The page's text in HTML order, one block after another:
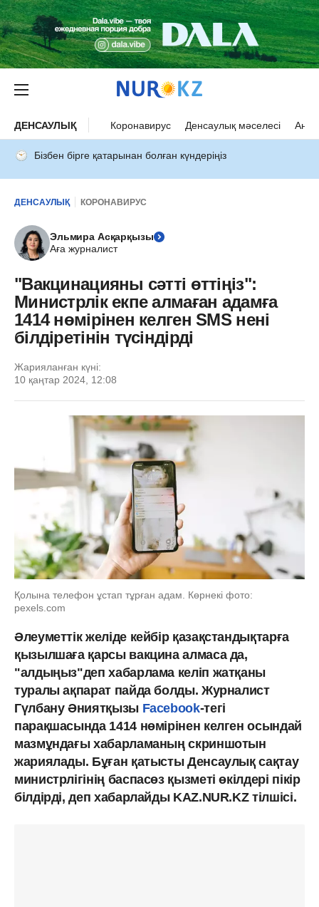
ДЕНСАУЛЫҚ Коронавирус Денсаулық мәселесі Ана
Бізбен бірге қатарынан болған күндеріңіз
ДЕНСАУЛЫҚ КОРОНАВИРУС
Эльмира Асқарқызы
Аға журналист
"Вакцинацияны сәтті өттіңіз":
Министрлік екпе алмаған адамға
1414 нөмірінен келген SMS нені
білдіретінін түсіндірді
Жарияланған күні:
10 қаңтар 2024, 12:08
Қолына телефон ұстап тұрған адам. Көрнекі фото:
pexels.com
Әлеуметтік желіде кейбір қазақстандықтарға
қызылшаға қарсы вакцина алмаса да,
"алдыңыз"деп хабарлама келіп жатқаны
туралы ақпарат пайда болды. Журналист
Гүлбану Әниятқызы Facebook-тегі
парақшасында 1414 нөмірінен келген осындай
мазмұндағы хабарламаның скриншотын
жариялады. Бұған қатысты Денсаулық сақтау
министрлігінің баспасөз қызметі өкілдері пікір
білдірді, деп хабарлайды KAZ.NUR.KZ тілшісі.